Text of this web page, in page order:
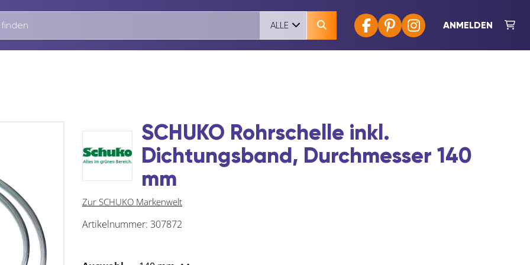
ANMELDEN
ALLE
SCHUKO Rohrschelle inkl.
Dichtungsband, Durchmesser 140
mm
Zur SCHUKO Markenwelt
Artikelnummer: 307872